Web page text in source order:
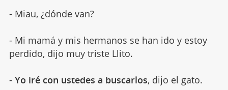
- Miau, ¿dónde van?
- Mi mamá y mis hermanos se han ido y estoy
perdido, dijo muy triste Llito.
- Yo iré con ustedes a buscarlos, dijo el gato.